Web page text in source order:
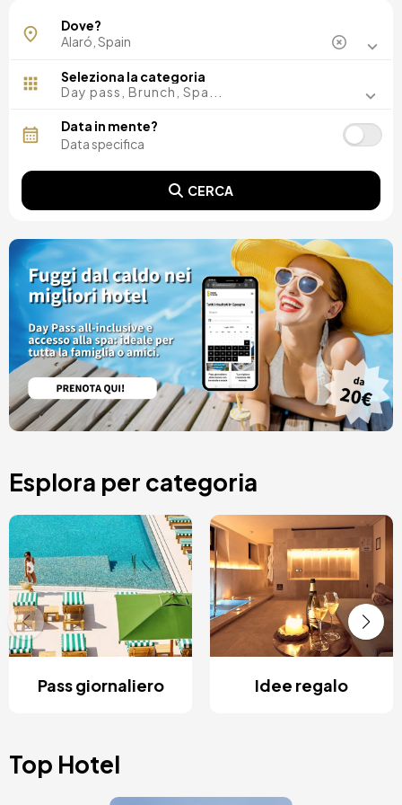
Dove?
Seleziona la categoria
Day pass, Brunch, Spa...
Data in mente?
CERCA
Esplora per categoria
Pass giornaliero Idee regalo
Top Hotel